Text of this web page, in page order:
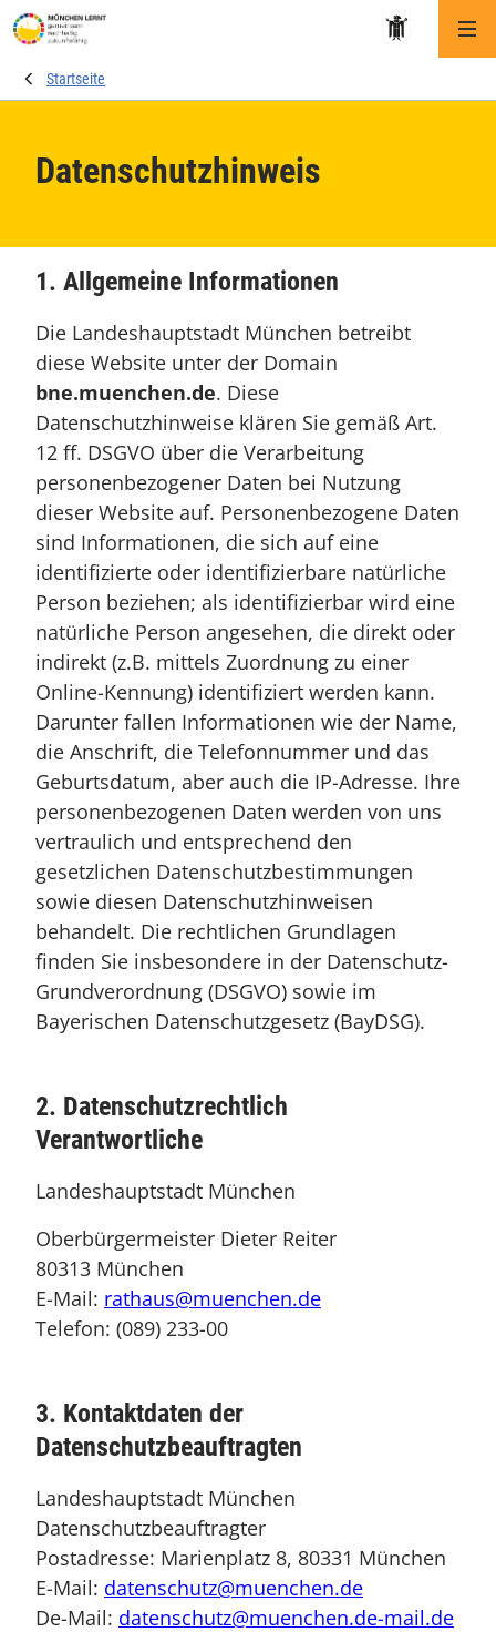
Startseite
Datenschutzhinweis
1. Allgemeine Informationen
Die Landeshauptstadt München betreibt
diese Website unter der Domain
bne.muenchen.de. Diese
Datenschutzhinweise klären Sie gemäß Art.
12 ff. DSGVO über die Verarbeitung
personenbezogener Daten bei Nutzung
dieser Website auf. Personenbezogene Daten
sind Informationen, die sich auf eine
identifizierte oder identifizierbare natürliche
Person beziehen; als identifizierbar wird eine
natürliche Person angesehen, die direkt oder
indirekt (z.B. mittels Zuordnung zu einer
Online-Kennung) identifiziert werden kann.
Darunter fallen Informationen wie der Name,
die Anschrift, die Telefonnummer und das
Geburtsdatum, aber auch die IP-Adresse. Ihre
personenbezogenen Daten werden von uns
vertraulich und entsprechend den
gesetzlichen Datenschutzbestimmungen
sowie diesen Datenschutzhinweisen
behandelt. Die rechtlichen Grundlagen
finden Sie insbesondere in der Datenschutz-
Grundverordnung (DSGVO) sowie im
Bayerischen Datenschutzgesetz (BayDSG).
2. Datenschutzrechtlich
Verantwortliche
Landeshauptstadt München
Oberbürgermeister Dieter Reiter
80313 München
E-Mail: rathaus@muenchen.de
Telefon: (089) 233-00
3. Kontaktdaten der
Datenschutzbeauftragten
Landeshauptstadt München
Datenschutzbeauftragter
Postadresse: Marienplatz 8, 80331 München
E-Mail: datenschutz@muenchen.de
De-Mail: datenschutz@muenchen.de-mail.de